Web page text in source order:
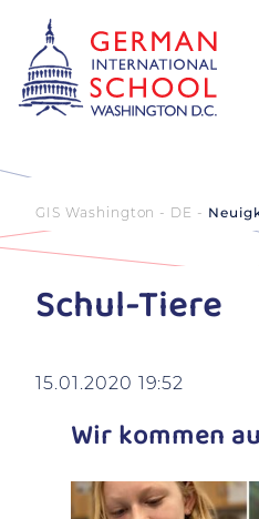
GIS Washington - DE
Schul-Tiere
15.01.2020 19:52
Wir kommen